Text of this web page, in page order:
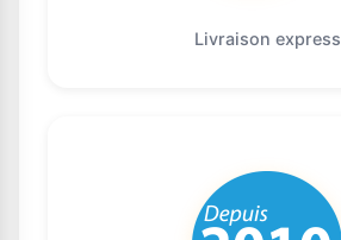
Livraison express